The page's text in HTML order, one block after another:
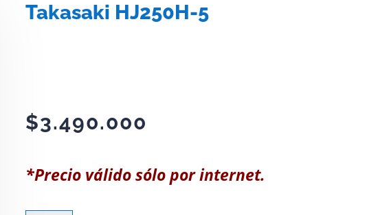
Takasaki HJ250H-5
$3.490.000
*Precio válido sólo por internet.